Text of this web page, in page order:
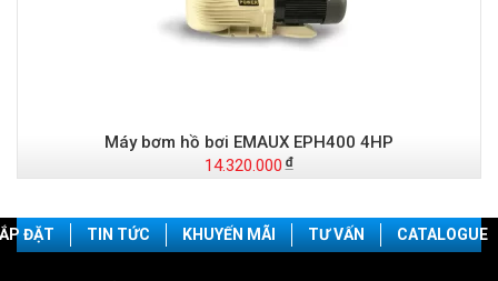
Máy bơm hồ bơi EMAUX EPH400 4HP
14.320.000
ĐẶT TIN TỨC KHUYẾN MÃI TƯ VẤN CATALOGUE